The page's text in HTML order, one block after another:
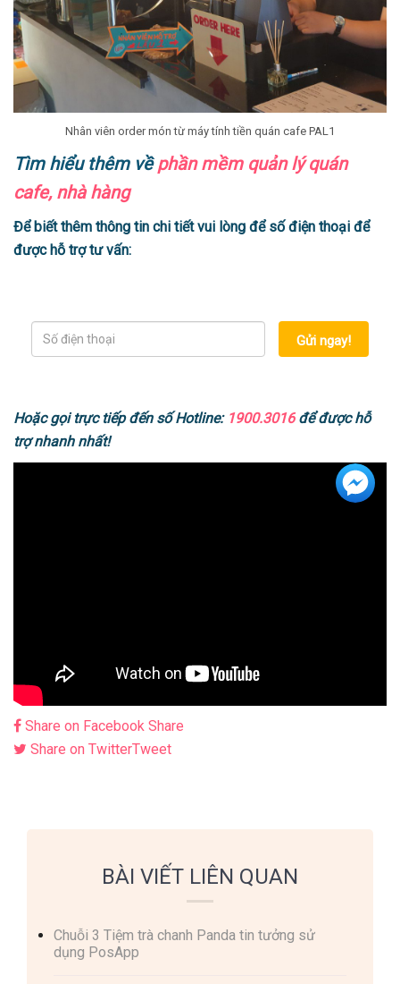
Nhân viên order món từ máy tính tiền quán cafe PAL1
Tìm hiểu thêm vềphần mềm quản lý quán
cafe, nhà hàng
Để biết thêm thông tin chi tiết vui lòng để số điện thoại để
được hỗ trợ tư vấn:
Gửi ngay!
Hoặc gọi trực tiếp đến số Hotline: 1900.3016để được hỗ
trợ nhanh nhất!
Share on Facebook Share
Share on TwitterTweet
BÀI VIẾT LIÊN QUAN
Chuỗi 3 Tiệm trà chanh Panda tin tưởng sử
dụng PosApp